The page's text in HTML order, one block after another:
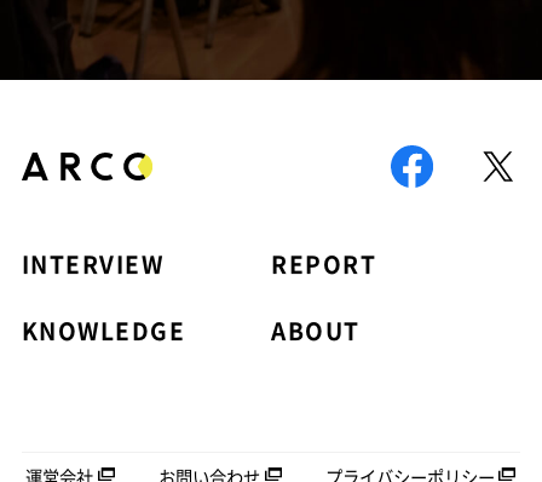
INTERVIEW
REPORT
KNOWLEDGE
ABOUT